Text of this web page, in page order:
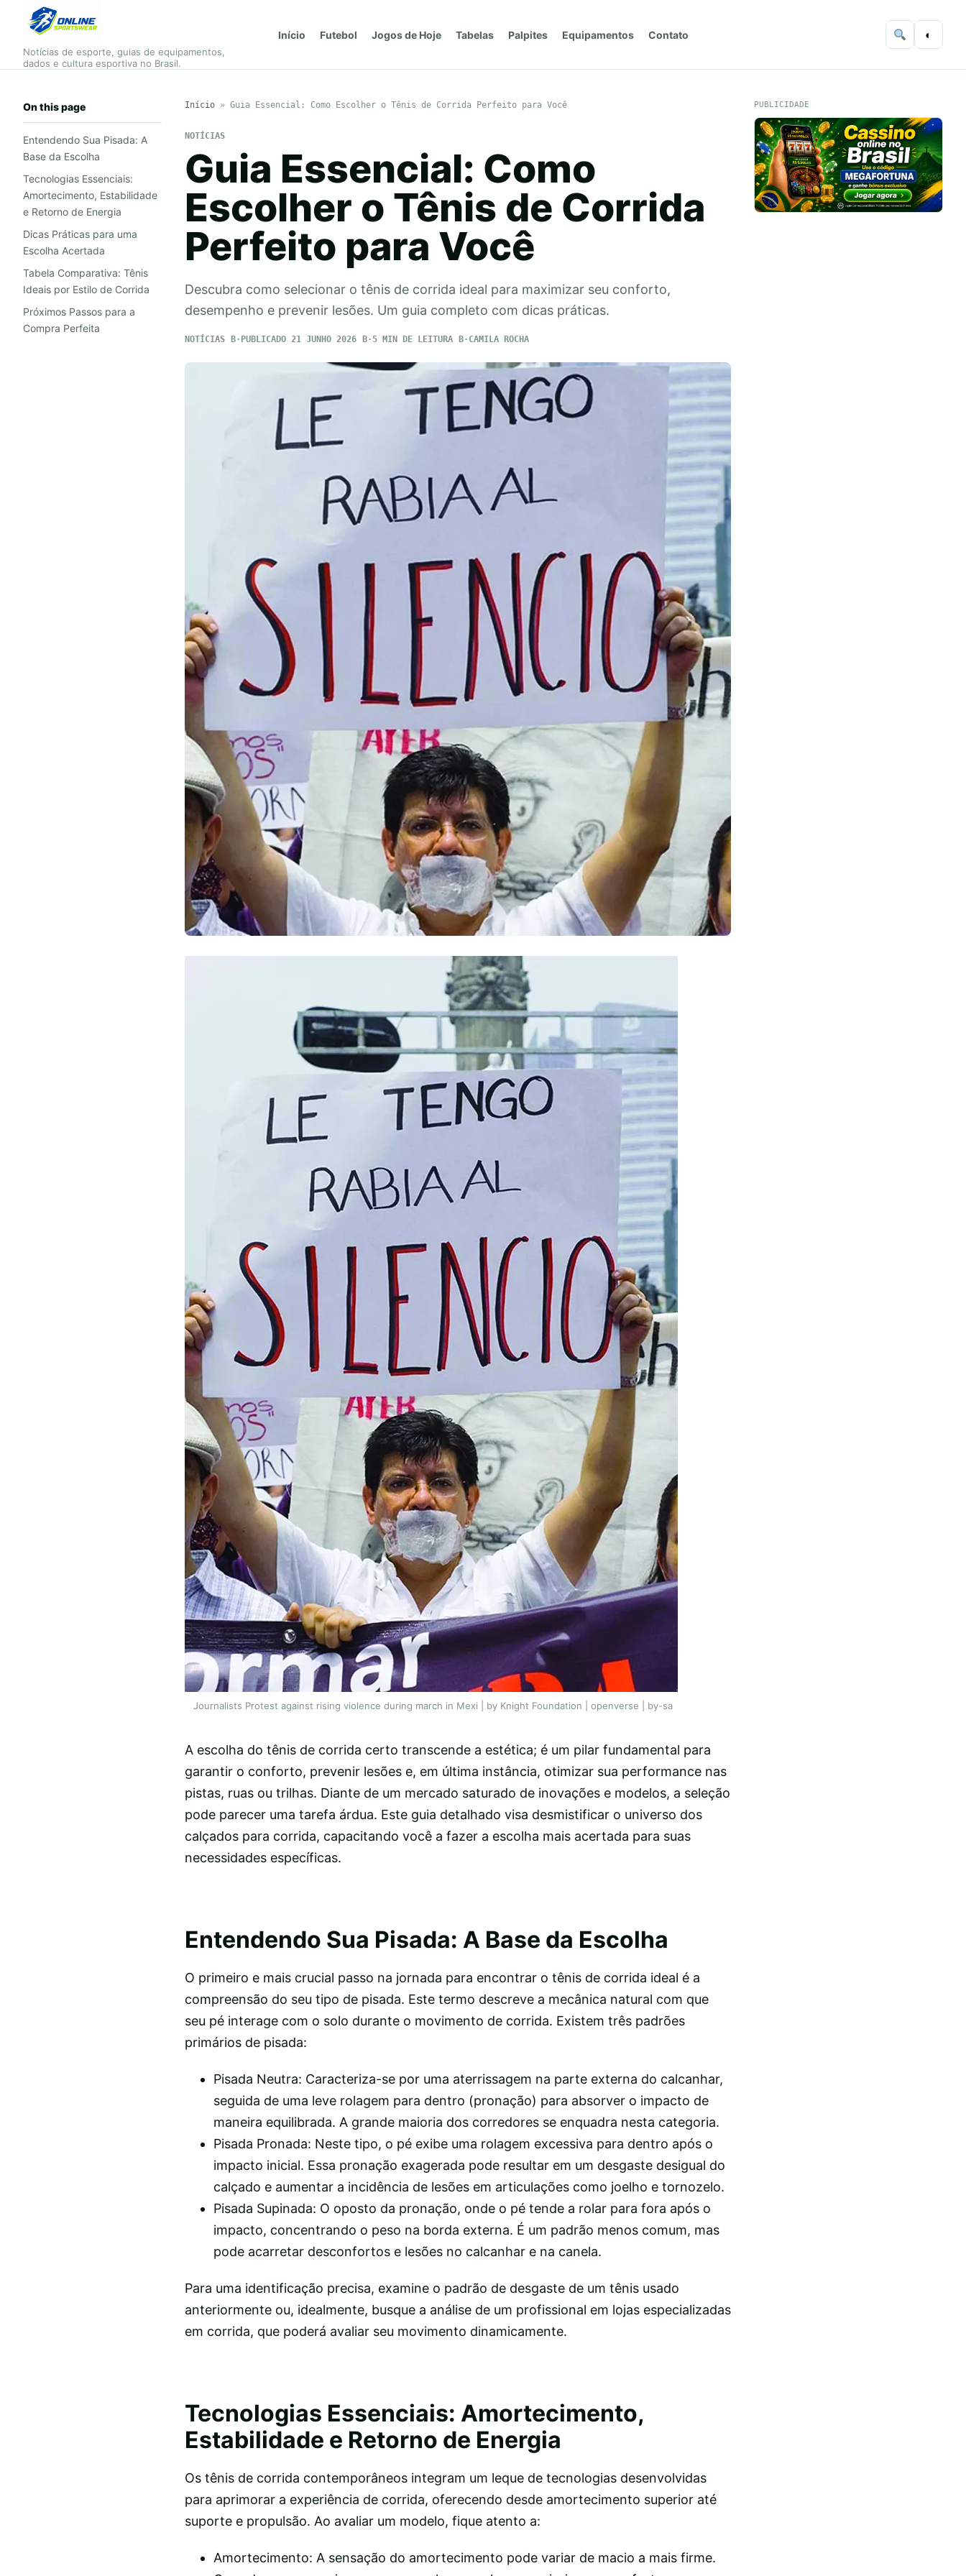
Notícias de esporte, guias de equipamentos,
dados e cultura esportiva no Brasil.
Início Futebol Jogos de Hoje Tabelas Palpites Equipamentos Contato ◐
On this page
Entendendo Sua Pisada: A
Base da Escolha
Tecnologias Essenciais:
Amortecimento, Estabilidade
e Retorno de Energia
Dicas Práticas para uma
Escolha Acertada
Tabela Comparativa: Tênis
Ideais por Estilo de Corrida
Próximos Passos para a
Compra Perfeita
Início» Guia Essencial: Como Escolher o Tênis de Corrida Perfeito para Você
NOTÍCIAS
Guia Essencial: Como
Escolher o Tênis de Corrida
Perfeito para Você
Descubra como selecionar o tênis de corrida ideal para maximizar seu conforto,
desempenho e prevenir lesões. Um guia completo com dicas práticas.
NOTÍCIAS PUBLICADO 21 JUNHO 2026 5 MIN DE LEITURA CAMILA ROCHA
Journalists Protest against rising violence during march in Mexi | by Knight Foundation | openverse | by-sa
A escolha do tênis de corrida certo transcende a estética; é um pilar fundamental para
garantir o conforto, prevenir lesões e, em última instância, otimizar sua performance nas
pistas, ruas ou trilhas. Diante de um mercado saturado de inovações e modelos, a seleção
pode parecer uma tarefa árdua. Este guia detalhado visa desmistificar o universo dos
calçados para corrida, capacitando você a fazer a escolha mais acertada para suas
necessidades específicas.
Entendendo Sua Pisada: A Base da Escolha
O primeiro e mais crucial passo na jornada para encontrar o tênis de corrida ideal é a
compreensão do seu tipo de pisada. Este termo descreve a mecânica natural com que
seu pé interage com o solo durante o movimento de corrida. Existem três padrões
primários de pisada:
Pisada Neutra: Caracteriza-se por uma aterrissagem na parte externa do calcanhar,
seguida de uma leve rolagem para dentro (pronação) para absorver o impacto de
maneira equilibrada. A grande maioria dos corredores se enquadra nesta categoria.
Pisada Pronada: Neste tipo, o pé exibe uma rolagem excessiva para dentro após o
impacto inicial. Essa pronação exagerada pode resultar em um desgaste desigual do
calçado e aumentar a incidência de lesões em articulações como joelho e tornozelo.
Pisada Supinada: O oposto da pronação, onde o pé tende a rolar para fora após o
impacto, concentrando o peso na borda externa. É um padrão menos comum, mas
pode acarretar desconfortos e lesões no calcanhar e na canela.
Para uma identificação precisa, examine o padrão de desgaste de um tênis usado
anteriormente ou, idealmente, busque a análise de um profissional em lojas especializadas
em corrida, que poderá avaliar seu movimento dinamicamente.
Tecnologias Essenciais: Amortecimento,
Estabilidade e Retorno de Energia
Os tênis de corrida contemporâneos integram um leque de tecnologias desenvolvidas
para aprimorar a experiência de corrida, oferecendo desde amortecimento superior até
suporte e propulsão. Ao avaliar um modelo, fique atento a:
Amortecimento: A sensação do amortecimento pode variar de macio a mais firme.
PUBLICIDADE